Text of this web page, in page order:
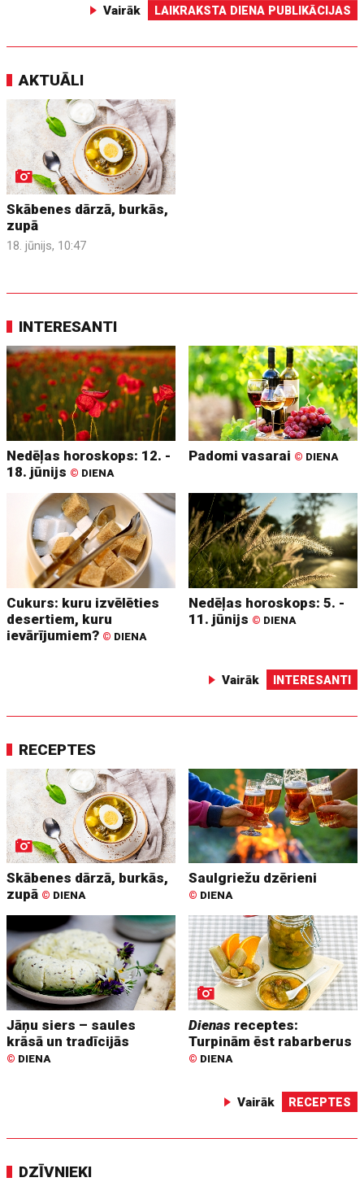
Vairāk LAIKRAKSTA DIENA PUBLIKĀCIJAS
AKTUĀLI
Skābenes dārzā, burkās,
zupā
18. jūnijs, 10:47
INTERESANTI
Nedēļas horoskops: 12. -
18. jūnijs © DIENA
Padomi vasarai © DIENA
Cukurs: kuru izvēlēties
desertiem, kuru
ievārījumiem? © DIENA
Nedēļas horoskops: 5. -
11. jūnijs © DIENA
Vairāk INTERESANTI
RECEPTES
Skābenes dārzā, burkās,
zupā © DIENA
Saulgriežu dzērieni
© DIENA
Jāņu siers – saules
krāsā un tradīcijās
© DIENA
Dienas receptes:
Turpinām ēst rabarberus
© DIENA
Vairāk RECEPTES
DZĪVNIEKI